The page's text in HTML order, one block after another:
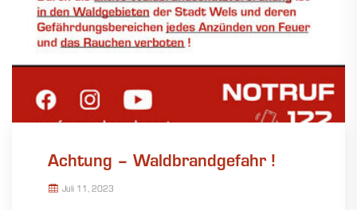
Achtung – Waldbrandgefahr !
Juli 11, 2023